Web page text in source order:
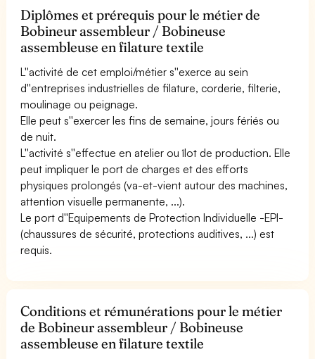
Diplômes et prérequis pour le métier de
Bobineur assembleur / Bobineuse
assembleuse en filature textile
L''activité de cet emploi/métier s''exerce au sein
d''entreprises industrielles de filature, corderie, filterie,
moulinage ou peignage.
Elle peut s''exercer les fins de semaine, jours fériés ou
de nuit.
L''activité s''effectue en atelier ou îlot de production. Elle
peut impliquer le port de charges et des efforts
physiques prolongés (va-et-vient autour des machines,
attention visuelle permanente, ...).
Le port d''Equipements de Protection Individuelle -EPI-
(chaussures de sécurité, protections auditives, ...) est
requis.
Conditions et rémunérations pour le métier
de Bobineur assembleur / Bobineuse
assembleuse en filature textile